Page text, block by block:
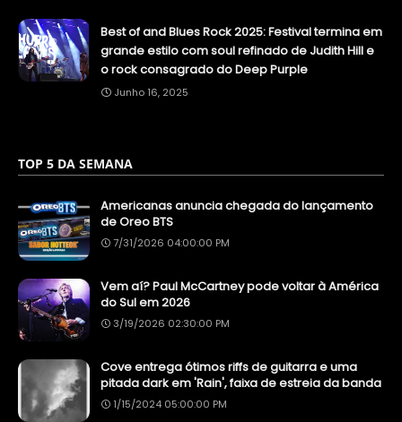
Best of and Blues Rock 2025: Festival termina em
grande estilo com soul refinado de Judith Hill e
o rock consagrado do Deep Purple
Junho 16, 2025
TOP 5 DA SEMANA
Americanas anuncia chegada do lançamento
de Oreo BTS
7/31/2026 04:00:00 PM
Vem aí? Paul McCartney pode voltar à América
do Sul em 2026
3/19/2026 02:30:00 PM
Cove entrega ótimos riffs de guitarra e uma
pitada dark em 'Rain', faixa de estreia da banda
1/15/2024 05:00:00 PM